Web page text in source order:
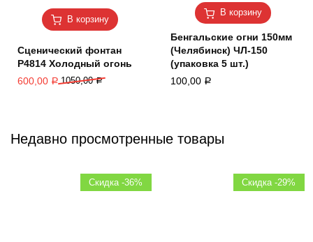
В корзину
Сценический фонтан
Р4814 Холодный огонь
1050,00Р
600,00 Р
В корзину
Бенгальские огни 150мм
(Челябинск) ЧЛ-150
(упаковка 5 шт.)
100,00 Р
Недавно просмотренные товары
Скидка -36% Скидка -29%